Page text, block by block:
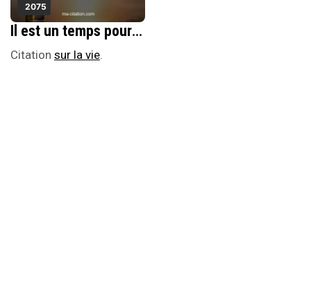
2075
Il est un temps pour lutter et un autre pour jouir d'harmonie.
Citation sur la vie.